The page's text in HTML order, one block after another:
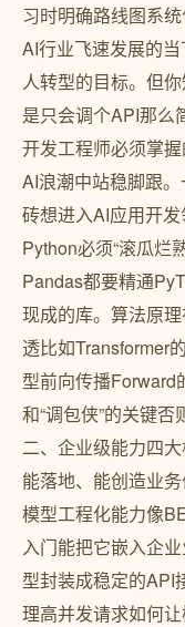
习时明确路线图系
AI行业飞速发展的
人转型的目标。但
是只会调个API那么
开发工程师必须掌
AI浪潮中站稳脚跟
砖想进入AI应用开
Python必须“滚瓜烂
Pandas都要精通
现成的库。算法原
透比如Transformer
型前向传播Forward
和“调包侠”的关键否
二、企业级能力四
能落地、能创造业
模型工程化能力像
入门能把它嵌入企
型封装成稳定的API
理高并发请求如何